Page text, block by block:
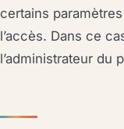
certains
l’accès. Dans ce
l’administrateur du